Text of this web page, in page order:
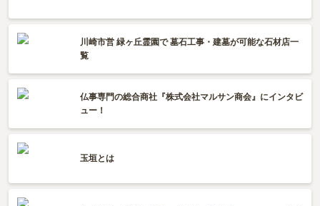
川崎市営 緑ヶ丘霊園で 墓石工事・建墓が可能な石材店一
覧
仏事専門の総合商社『株式会社マルサン商会』にインタビ
ュー！
玉垣とは